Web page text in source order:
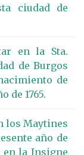
ciudad de
en la Sta.
de Burgos
de
de 1765.
los Maytines
año de
en la Insigne